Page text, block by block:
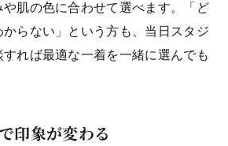
肌の色に合わせて選べます。「ど
らない」という方も、当日スタジ
れば最適な一着を一緒に選んでも
印象が変わる